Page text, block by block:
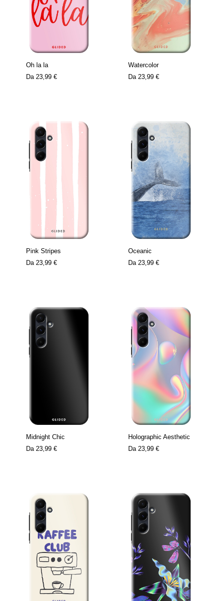
Oh la la
Da 23,99 €
Watercolor
Da 23,99 €
Pink Stripes
Da 23,99 €
Oceanic
Da 23,99 €
Midnight Chic
Da 23,99 €
Holographic Aesthetic
Da 23,99 €